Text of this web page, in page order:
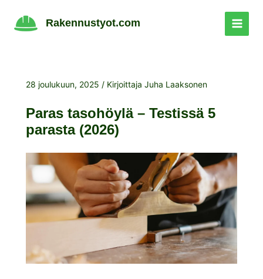
sisältöön
Rakennustyot.com
28 joulukuun, 2025 / Kirjoittaja Juha Laaksonen
Paras tasohöylä – Testissä 5
parasta (2026)